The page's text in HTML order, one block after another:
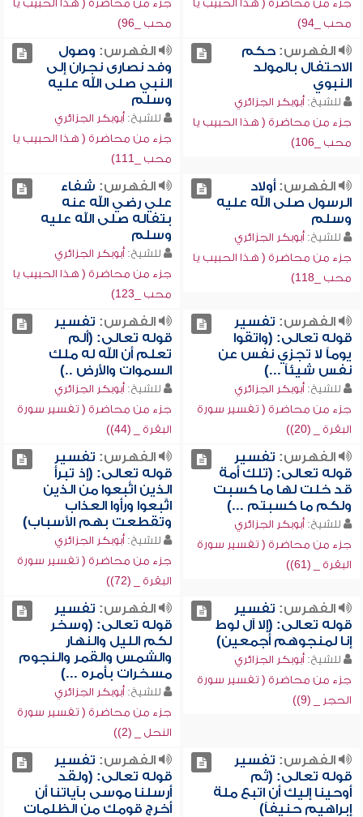
جزء من محاضرة ( هذا الحبيب يا
محب _94)
جزء من محاضرة ( هذا الحبيب يا
محب _96)
الفهرس:حكم
الاحتفال بالمولد
النبوي
للشيخ: أبوبكر الجزائري
جزء من محاضرة ( هذا الحبيب يا
محب _106)
الفهرس: وصول
وفد نصارى نجران إلى
النبي صلى الله عليه
وسلم
للشيخ: أبوبكر الجزائري
جزء من محاضرة ( هذا الحبيب يا
محب _111)
الفهرس:أولاد
الرسول صلى الله عليه
وسلم
للشيخ: أبوبكر الجزائري
جزء من محاضرة ( هذا الحبيب يا
محب _118)
الفهرس: شفاء
علي رضي الله عنه
بتفاله صلى الله عليه
وسلم
للشيخ: أبوبكر الجزائري
جزء من محاضرة ( هذا الحبيب يا
محب _123)
الفهرس: تفسير
قوله تعالى: (واتقوا
يوماً لا تجزي نفس عن
نفس شيئاً ...)
للشيخ: أبوبكر الجزائري
جزء من محاضرة ( تفسير سورة
البقرة _ (20))
الفهرس: تفسير
قوله تعالى: (ألم
تعلم أن الله له ملك
السموات والأرض ..)
للشيخ: أبوبكر الجزائري
جزء من محاضرة ( تفسير سورة
البقرة _ (44))
الفهرس: تفسير
قوله تعالى: (تلك أمة
قد خلت لها ما كسبت
ولكم ما كسبتم ...)
للشيخ: أبوبكر الجزائري
جزء من محاضرة ( تفسير سورة
البقرة _ (61))
الفهرس: تفسير
قوله تعالى: (إذ تبرأ
الذين اتُّبعوا من الذين
اتَّبعوا ورأوا العذاب
وتقطعت بهم الأسباب)
للشيخ: أبوبكر الجزائري
جزء من محاضرة ( تفسير سورة
البقرة _ (72))
الفهرس: تفسير
قوله تعالى: (إلا آل لوط
إنا لمنجوهم أجمعين)
للشيخ: أبوبكر الجزائري
جزء من محاضرة ( تفسير سورة
الحجر _ (9))
الفهرس: تفسير
قوله تعالى: (وسخر
لكم الليل والنهار
والشمس والقمر والنجوم
مسخرات بأمره ...)
للشيخ: أبوبكر الجزائري
جزء من محاضرة ( تفسير سورة
النحل _ (2))
الفهرس: تفسير
قوله تعالى: (ثم
أوحينا إليك أن اتبع ملة
إبراهيم حنيفاً)
الفهرس: تفسير
قوله تعالى: (ولقد
أرسلنا موسى بآياتنا أن
أخرج قومك من الظلمات